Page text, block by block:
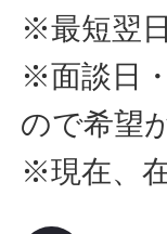
※最短翌
※面談日
ので希望
※現在、